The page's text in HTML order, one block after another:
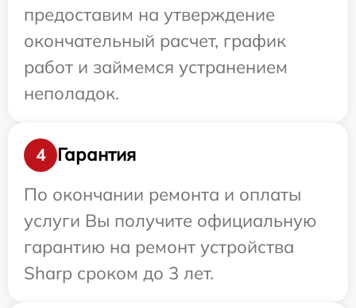
предоставим на утверждение
окончательный расчет, график
работ и займемся устранением
неполадок.
4
Гарантия
По окончании ремонта и оплаты
услуги Вы получите официальную
гарантию на ремонт устройства
Sharp сроком до 3 лет.